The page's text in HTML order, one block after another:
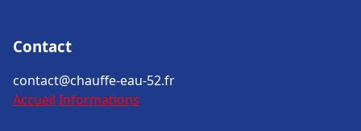
Contact
contact@chauffe-eau-52.fr
Accueil Informations